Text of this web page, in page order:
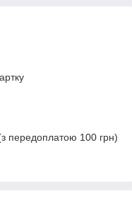
передоплатою 100 грн)